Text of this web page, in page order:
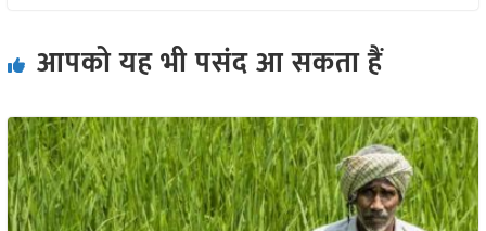
आपको यह भी पसंद आ सकता हैं